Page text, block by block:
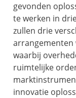
gevonden
te werken in
zullen drie
arrangementen
waarbij
ruimtelijke
innovatie